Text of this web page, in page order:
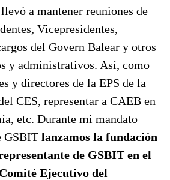
a mantener reuniones de
Vicepresidentes,
del Govern Balear y otros
y administrativos. Así, como
y directores de la EPS de la
CES, representar a CAEB en
etc. Durante mi mandato
GSBIT lanzamos la fundación
de GSBIT en el
Ejecutivo del